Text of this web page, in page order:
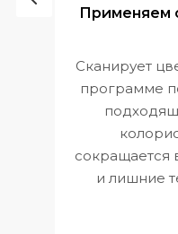
Применяем
Сканирует
программе
сокращается
и лишние